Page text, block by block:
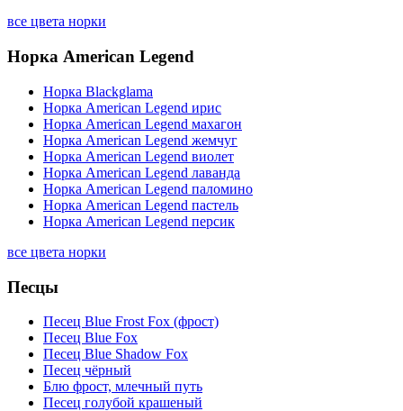
все цвета норки
Норка American Legend
Норка Blackglama
Норка American Legend ирис
Норка American Legend махагон
Норка American Legend жемчуг
Норка American Legend виолет
Норка American Legend лаванда
Норка American Legend паломино
Норка American Legend пастель
Норка American Legend персик
все цвета норки
Песцы
Песец Blue Frost Fox (фрост)
Песец Blue Fox
Песец Blue Shadow Fox
Песец чёрный
Блю фрост, млечный путь
Песец голубой крашеный